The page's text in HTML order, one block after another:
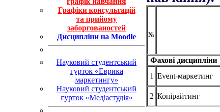
Графіки консультацій
та прийому
заборгованостей
Дисципліни на Moodle
Науковий студентський
гурток «Еврика
маркетингу»
Науковий студентський
гурток «Медіастудія»
№
Фахові
1 Event-маркетинг
2 Копірайтинг